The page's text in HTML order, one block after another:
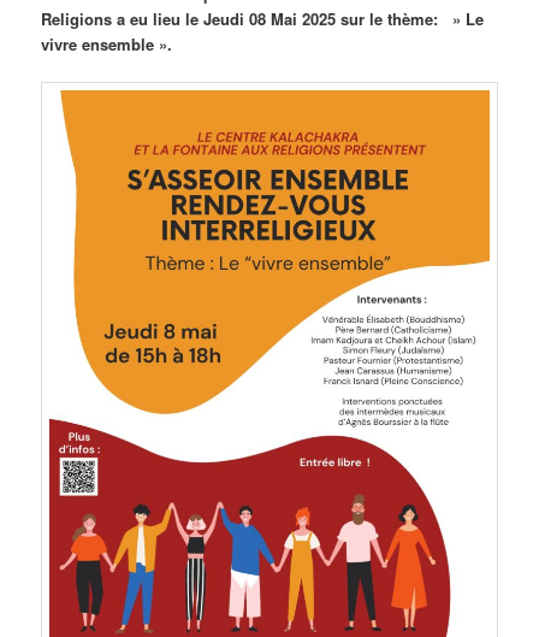
Religions a eu lieu le Jeudi 08 Mai 2025 sur le thème: » Le
vivre ensemble ».